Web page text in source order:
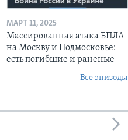
МАРТ 11, 2025
Массированная атака БПЛА
на Москву и Подмосковье:
есть погибшие и раненые
Все эпизоды